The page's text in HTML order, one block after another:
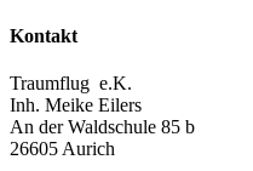
Kontakt
Traumflug e.K.
Inh. Meike Eilers
An der Waldschule 85 b
26605 Aurich